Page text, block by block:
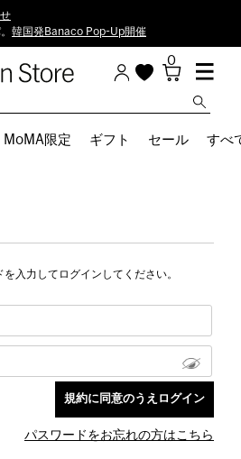
韓国発Banaco Pop-Up開催
0
MoMA限定 ギフト セール すべ
入力してログインしてください。
パスワードをお忘れの方はこちら